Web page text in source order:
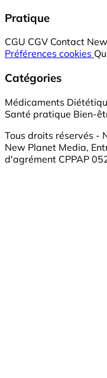
Pratique
CGU CGV Contact
Préférences cookies
Catégories
Médicaments
Santé pratique Bien-
Tous droits réservés -
New Planet Media,
d'agrément CPPAP